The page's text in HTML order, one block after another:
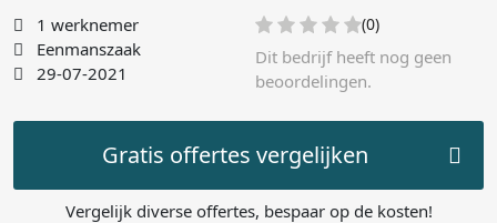
1 werknemer
Eenmanszaak
29-07-2021
(0)
Dit bedrijf heeft nog geen
beoordelingen.
Gratis offertes vergelijken
Vergelijk diverse offertes, bespaar op de kosten!